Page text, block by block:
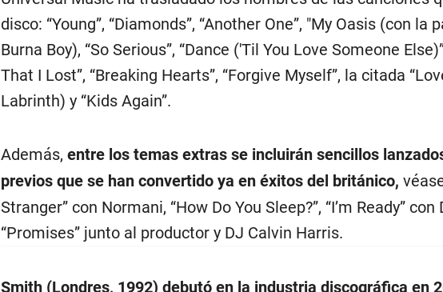
disco: “Young”, “Diamonds”, “Another One”, "My Oasis (con la
Burna Boy), “So Serious”, “Dance ('Til You Love Someone
That I Lost”, “Breaking Hearts”, “Forgive Myself”, la citada
Labrinth) y “Kids Again”.
Además, entre los temas extras se incluirán sencillos
previos que se han convertido ya en éxitos del británico,
Stranger” con Normani, “How Do You Sleep?”, “I’m Ready”
“Promises” junto al productor y DJ Calvin Harris.
Smith (Londres, 1992) debutó en la industria discográfica en